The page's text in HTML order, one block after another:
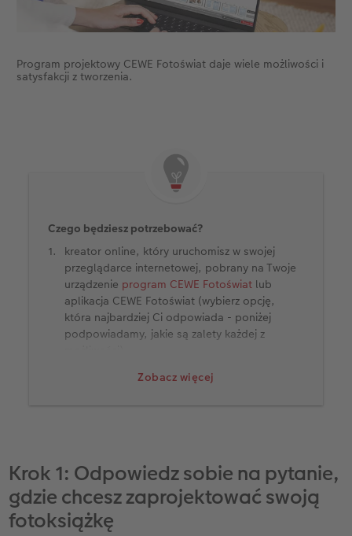
Przykłady klientów
Dodatki do fotoksiążki
Dodatki do zdjęć
Terminarz ścienny roczny
Dodatki do kalendarzy
Program projektowy CEWE Fotoświat daje wiele możliwości i
satysfakcji z tworzenia.
Zobacz więcej
Czego będziesz potrzebować?
kreator online, który uruchomisz w swojej
przeglądarce internetowej, pobrany na Twoje
urządzenie program CEWE Fotoświat lub
aplikacja CEWE Fotoświat (wybierz opcję,
która najbardziej Ci odpowiada - poniżej
podpowiadamy, jakie są zalety każdej z
zdjęcia, które chcesz umieścić na kartach
Krok 1: Odpowiedz sobie na pytanie,
gdzie chcesz zaprojektować swoją
fotoksiążkę